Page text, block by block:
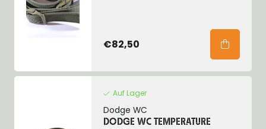
€82,50
Auf Lager
Dodge WC
DODGE WC TEMPERATURE